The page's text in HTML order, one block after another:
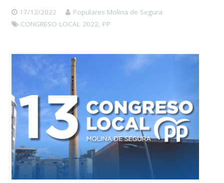
17/12/2022
Populares Molina de Segura
CONGRESO LOCAL 2022, PP